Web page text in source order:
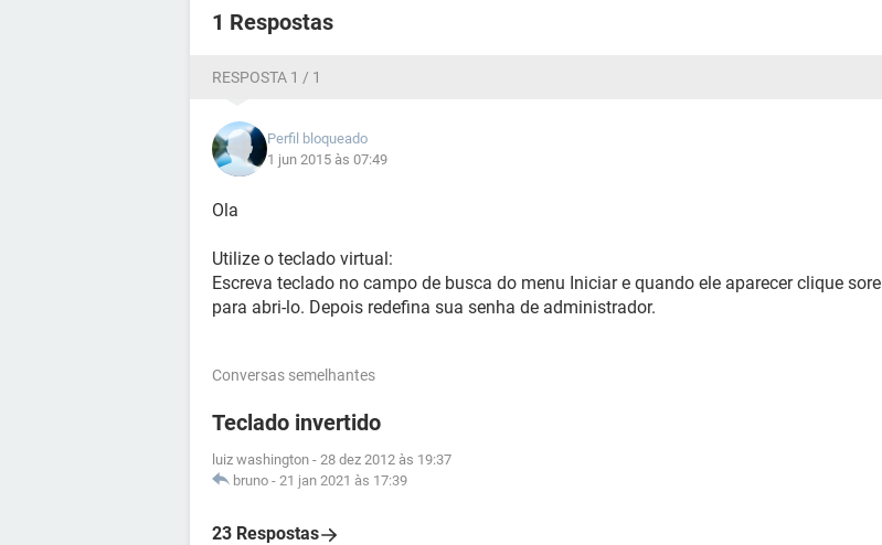
1 Respostas
RESPOSTA 1 / 1
Perfil bloqueado
1 jun 2015 às 07:49
Ola
Utilize o teclado virtual:
Escreva teclado no campo de busca do menu Iniciar e quando ele aparecer clique sore
para abri-lo. Depois redefina sua senha de administrador.
Conversas semelhantes
Teclado invertido
luiz washington - 28 dez 2012 às 19:37
bruno - 21 jan 2021 às 17:39
23 Respostas